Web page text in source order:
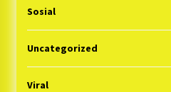
Sosial
Uncategorized
Viral